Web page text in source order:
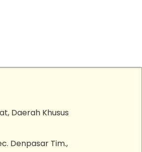
Daerah Khusus
Denpasar Tim.,